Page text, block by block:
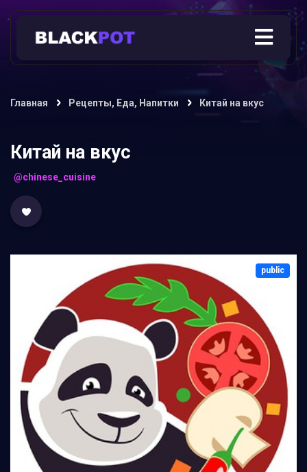
Главная Рецепты, Еда, Напитки Китай на вкус
Китай на вкус
@chinese_cuisine
public